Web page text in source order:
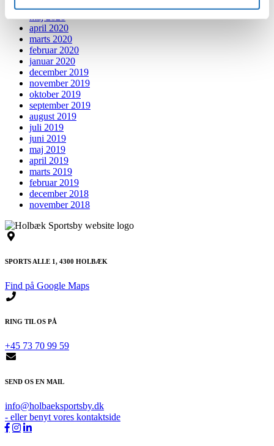
juni 2020
maj 2020
april 2020
marts 2020
februar 2020
januar 2020
december 2019
november 2019
oktober 2019
september 2019
august 2019
juli 2019
juni 2019
maj 2019
april 2019
marts 2019
februar 2019
december 2018
november 2018
SPORTS ALLE 1, 4300 HOLBÆK
Find på Google Maps
RING TIL OS PÅ
+45 73 70 99 59
SEND OS EN MAIL
info@holbaeksportsby.dk
- eller benyt vores kontaktside